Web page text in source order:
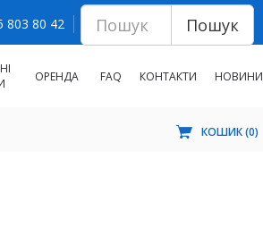
803 80 42 Пошук
ОРЕНДА FAQ КОНТАКТИ НОВИНИ
КОШИК (0)